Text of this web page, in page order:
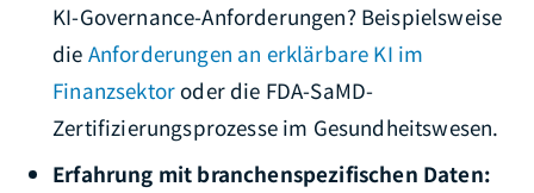
KI-Governance-Anforderungen? Beispielsweise
die Anforderungen an erklärbare KI im
Finanzsektoroder die FDA-SaMD-
Zertifizierungsprozesse im Gesundheitswesen.
Erfahrung mit branchenspezifischen Daten: